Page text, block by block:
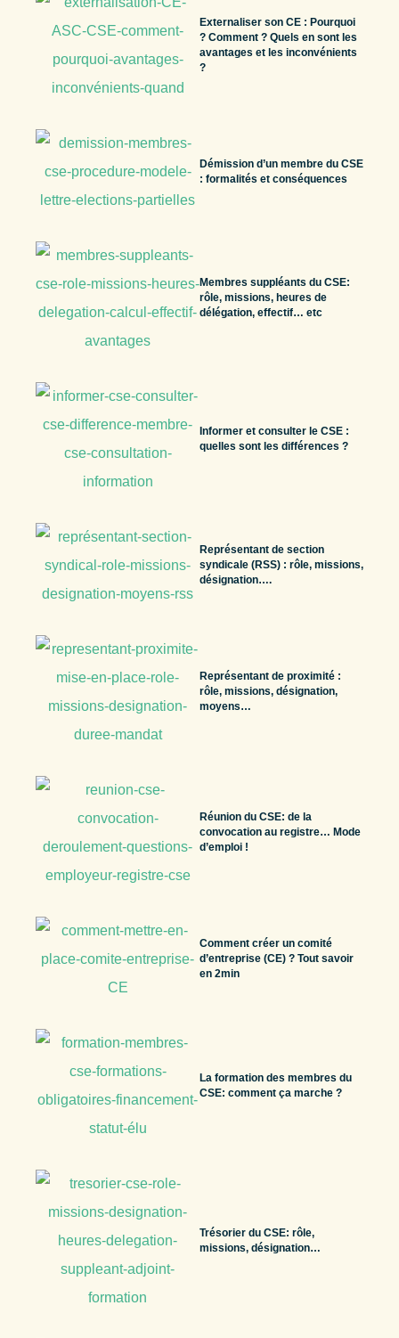
Externaliser son CE : Pourquoi
? Comment ? Quels en sont les
avantages et les inconvénients
?
Démission d’un membre du CSE
: formalités et conséquences
Membres suppléants du CSE:
rôle, missions, heures de
délégation, effectif… etc
Informer et consulter le CSE :
quelles sont les différences ?
Représentant de section
syndicale (RSS) : rôle, missions,
désignation….
Représentant de proximité :
rôle, missions, désignation,
moyens…
Réunion du CSE: de la
convocation au registre… Mode
d’emploi !
Comment créer un comité
d’entreprise (CE) ? Tout savoir
en 2min
La formation des membres du
CSE: comment ça marche ?
Trésorier du CSE: rôle,
missions, désignation…